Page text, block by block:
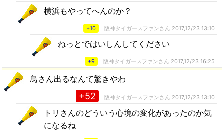
横浜もやってへんのか？
+10 阪神タイガースファンさん 2017,12/23 13:10
ねっとではいしんしてください
+9 阪神タイガースファンさん 2017,12/23 16:25
鳥さん出るなんて驚きやわ
+52 阪神タイガースファンさん 2017,12/23 13:10
トリさんのどういう心境の変化があったのか気
になるね